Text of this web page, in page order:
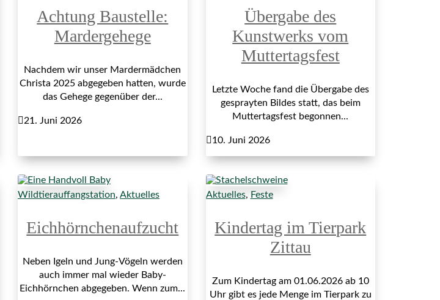
Achtung Baustelle:
Mardergehege
Nachdem wir unser Mardermädchen
Christa 2025 abgegeben hatten, wurde
das Gehege gegenüber der...
21. Juni 2026
Übergabe des
Kunstwerks vom
Muttertagsfest
Letzte Woche fand die Übergabe des
gesprayten Bildes statt, das beim
Muttertagsfest begonnen...
10. Juni 2026
Wildtierauffangstation, Aktuelles
Eichhörnchenaufzucht
Neben Igeln und Jung-Vögeln werden
auch immer mal wieder Baby-
Eichhörnchen abgegeben. Wenn zum...
Aktuelles, Feste
Kindertag im Tierpark
Zittau
Zum Kindertag am 01.06.2026 ab 10
Uhr gibt es jede Menge im Tierpark zu